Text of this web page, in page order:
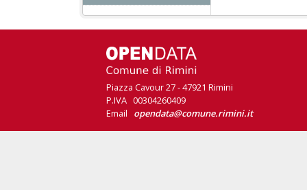
Piazza Cavour 27 - 47921 Rimini
P.IVA 00304260409
Email opendata@comune.rimini.it